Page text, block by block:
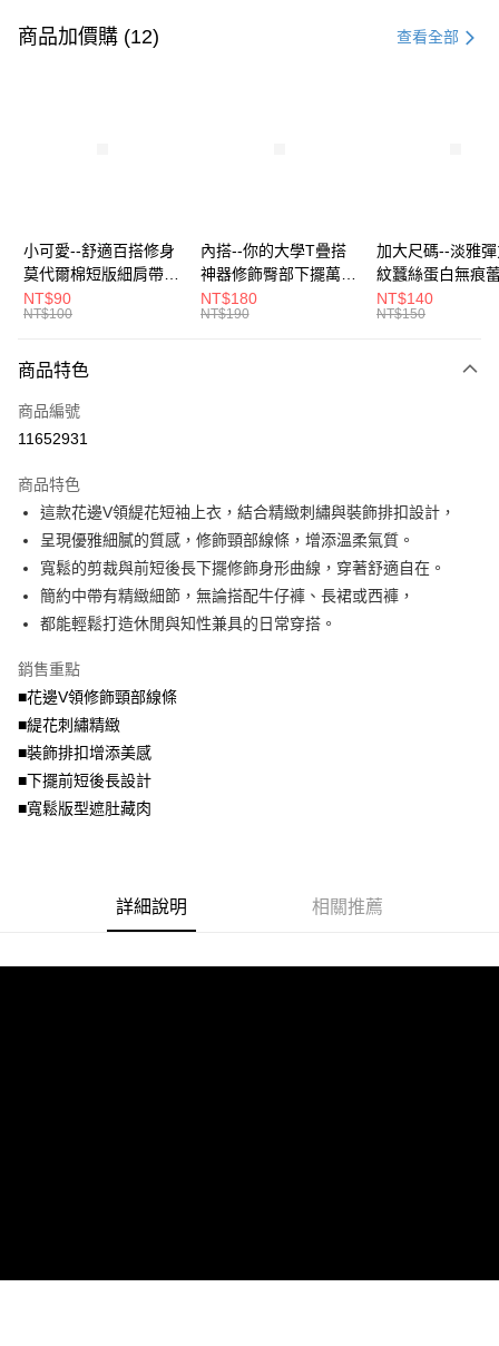
信用卡一次付款
悠遊付
Google Pay
大哥付你分期
【大哥付你分期使用說明】
2.付款方式選擇「大哥付你分期」，訂單成立後會自動跳轉到大哥付的交易
流程，驗證手機門號後，選擇欲分期的期數、繳款截止日，確認付款後即完
3.實際核准額度、可分期數及費用金額請依後續交易確認頁面所載為準。
4.訂單成立30分鐘內，如未前往確認交易或遇審核未通過，訂單將自動取
消。如遇「轉專審核」未通過狀況，表示未達大哥付你分期系統評分，恕無
法說明評估內容。
1.分期款項不併入電信帳單，「大哥付你分期」於每月結算日後寄送繳費提
醒簡訊。
2.透過簡訊連結打開帳單後，可選擇「超商條碼／台灣大直營門市／銀行轉
帳／街口支付／iPASS MONEY」等通路繳費。
【注意事項】
1.本服務係由「台灣大哥大股份有限公司」（以下簡稱本公司）所提供，讓
用戶於交易時，得透過本服務購買商品或服務，並由商店將買賣／分期付款
買賣價金債權讓與本公司後，依約使用本公司帳單繳交帳款。
2.基於同意付款使用「大哥付你分期」之契約關係目的，商店將以您的個人
資料（包含姓名、電話或地址）提供予台灣大哥大進項蒐集、處理及利用，
3.完整用戶服務條款，請詳閱以下連結：
運送方式
全家取貨付款
每筆NT$70，滿NT$699(含以上)免運費
付款後全家取貨
7-11取貨付款
付款後7-11取貨
每筆NT$70，滿NT$699(含以上)免運費
每筆NT$100，滿NT$1,000(含以上)免運費
商品加價購 (12) 查看全部
小可愛--舒適百搭修身
莫代爾棉短版細肩帶素
色背心(白.黑.灰L-2L)-
U582眼圈熊中大尺碼
NT$90
NT$100
內搭--你的大學T疊搭
神器修飾臀部下擺萬用
內搭裙/遮臀裙(黑2L-
6L)-Q155眼圈熊中大
NT$180
NT$190
加大尺碼--淡雅
紋蠶絲蛋白無痕
角內褲(白.粉.藍.
3L)-L28眼圈熊中
NT$140
NT$150
商品特色
商品編號
11652931
商品特色
這款花邊V領緹花短袖上衣，結合精緻刺繡與裝飾排扣設計，
呈現優雅細膩的質感，修飾頸部線條，增添溫柔氣質。
寬鬆的剪裁與前短後長下擺修飾身形曲線，穿著舒適自在。
簡約中帶有精緻細節，無論搭配牛仔褲、長裙或西褲，
都能輕鬆打造休閒與知性兼具的日常穿搭。
銷售重點
■花邊V領修飾頸部線條
■緹花刺繡精緻
■裝飾排扣增添美感
■下擺前短後長設計
■寬鬆版型遮肚藏肉
詳細說明 相關推薦